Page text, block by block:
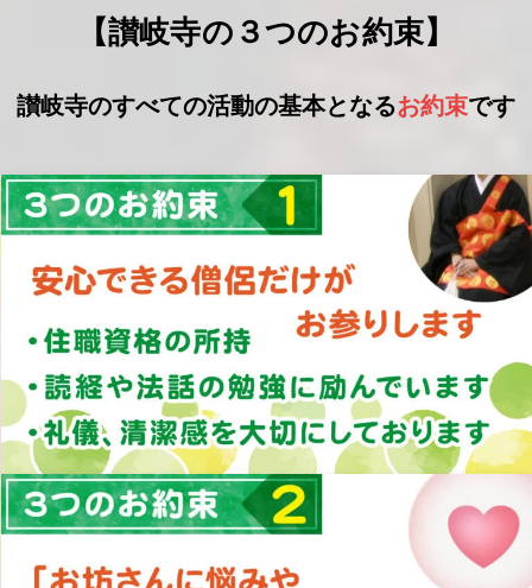
【讃岐寺の３つのお約束】
讃岐寺のすべての活動の基本となるお約束です